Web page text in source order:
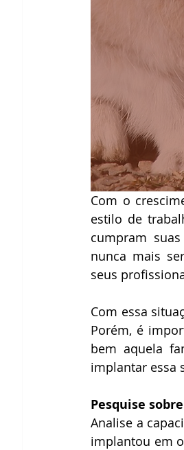
Com o
estilo de
cumpram
nunca mais
seus
Com essa
Porém, é
bem aquela
implantar essa
Pesquise
Analise a
implantou em